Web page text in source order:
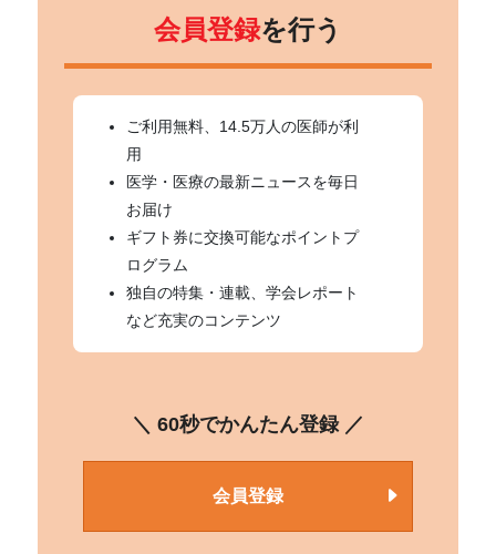
会員登録を行う
ご利用無料、14.5万人の医師が利
用
医学・医療の最新ニュースを毎日
お届け
ギフト券に交換可能なポイントプ
ログラム
独自の特集・連載、学会レポート
など充実のコンテンツ
＼ 60秒でかんたん登録 ／
会員登録